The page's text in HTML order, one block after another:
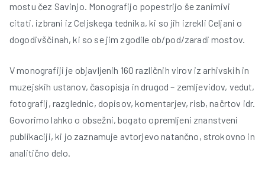
mostu čez Savinjo. Monografijo popestrijo še zanimivi
citati, izbrani iz Celjskega tednika, ki so jih izrekli Celjani o
dogodivščinah, ki so se jim zgodile ob/pod/zaradi mostov.
V monografiji je objavljenih 160 različnih virov iz arhivskih in
muzejskih ustanov, časopisja in drugod – zemljevidov, vedut,
fotografij, razglednic, dopisov, komentarjev, risb, načrtov idr.
Govorimo lahko o obsežni, bogato opremljeni znanstveni
publikaciji, ki jo zaznamuje avtorjevo natančno, strokovno in
analitično delo.